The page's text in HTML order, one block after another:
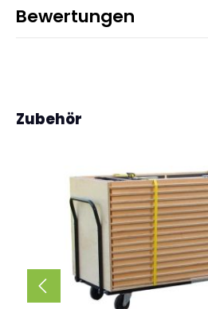
Bewertungen
Produktgalerie überspringen
Zubehör